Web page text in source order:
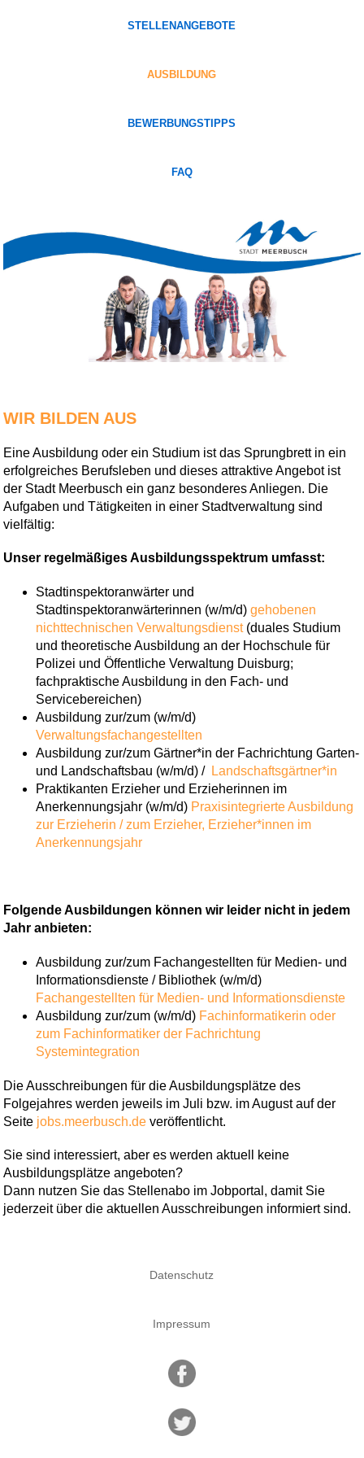
STELLENANGEBOTE
AUSBILDUNG
BEWERBUNGSTIPPS
FAQ
WIR BILDEN AUS
Eine Ausbildung oder ein Studium ist das Sprungbrett in ein
erfolgreiches Berufsleben und dieses attraktive Angebot ist
der Stadt Meerbusch ein ganz besonderes Anliegen. Die
Aufgaben und Tätigkeiten in einer Stadtverwaltung sind
vielfältig:
Unser regelmäßiges Ausbildungsspektrum umfasst:
Stadtinspektoranwärter und
Stadtinspektoranwärterinnen (w/m/d)gehobenen
nichttechnischen Verwaltungsdienst(duales Studium
und theoretische Ausbildung an der Hochschule für
Polizei und Öffentliche Verwaltung Duisburg;
fachpraktische Ausbildung in den Fach- und
Servicebereichen)
Ausbildung zur/zum (w/m/d)
Verwaltungsfachangestellten
Ausbildung zur/zum Gärtner*in der Fachrichtung Garten-
und Landschaftsbau (w/m/d) / Landschaftsgärtner*in
Praktikanten Erzieher und Erzieherinnen im
Anerkennungsjahr (w/m/d) Praxisintegrierte Ausbildung
zur Erzieherin / zum Erzieher, Erzieher*innen im
Anerkennungsjahr
Folgende Ausbildungen können wir leider nicht in jedem
Jahr anbieten:
Ausbildung zur/zum Fachangestellten für Medien- und
Informationsdienste / Bibliothek (w/m/d)
Fachangestellten für Medien- und Informationsdienste
Ausbildung zur/zum (w/m/d) Fachinformatikerin oder
zum Fachinformatiker der Fachrichtung
Systemintegration
Die Ausschreibungen für die Ausbildungsplätze des
Folgejahres werden jeweils im Juli bzw. im August auf der
Seite jobs.meerbusch.de veröffentlicht.
Sie sind interessiert, aber es werden aktuell keine
Ausbildungsplätze angeboten?
Dann nutzen Sie das Stellenabo im Jobportal, damit Sie
jederzeit über die aktuellen Ausschreibungen informiert sind.
Datenschutz
Impressum